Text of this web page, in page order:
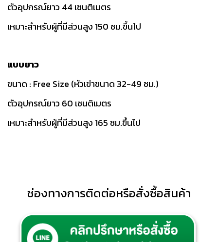
ตัวอุปกรณ์ยาว 44 เซนติเมตร
เหมาะสำหรับผู้ที่มีส่วนสูง 150 ซม.ขึ้นไป
แบบยาว
ขนาด : Free Size (หัวเข่าขนาด 32-49 ซม.)
ตัวอุปกรณ์ยาว 60 เซนติเมตร
เหมาะสำหรับผู้ที่มีส่วนสูง 165 ซม.ขึ้นไป
ช่องทางการติดต่อหรือสั่งซื้อสินค้า